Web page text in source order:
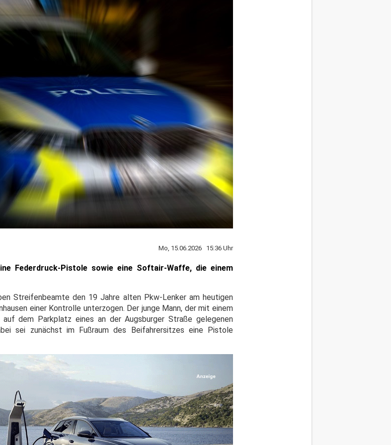
Mo, 15.06.2026 15:36 Uhr
Federdruck-Pistole sowie eine Softair-Waffe, die einem
Streifenbeamte den 19 Jahre alten Pkw-Lenker am heutigen
einer Kontrolle unterzogen. Der junge Mann, der mit einem
dem Parkplatz eines an der Augsburger Straße gelegenen
sei zunächst im Fußraum des Beifahrersitzes eine Pistole